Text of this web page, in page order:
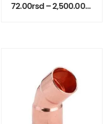
72.00rsd–2,500.00rsd